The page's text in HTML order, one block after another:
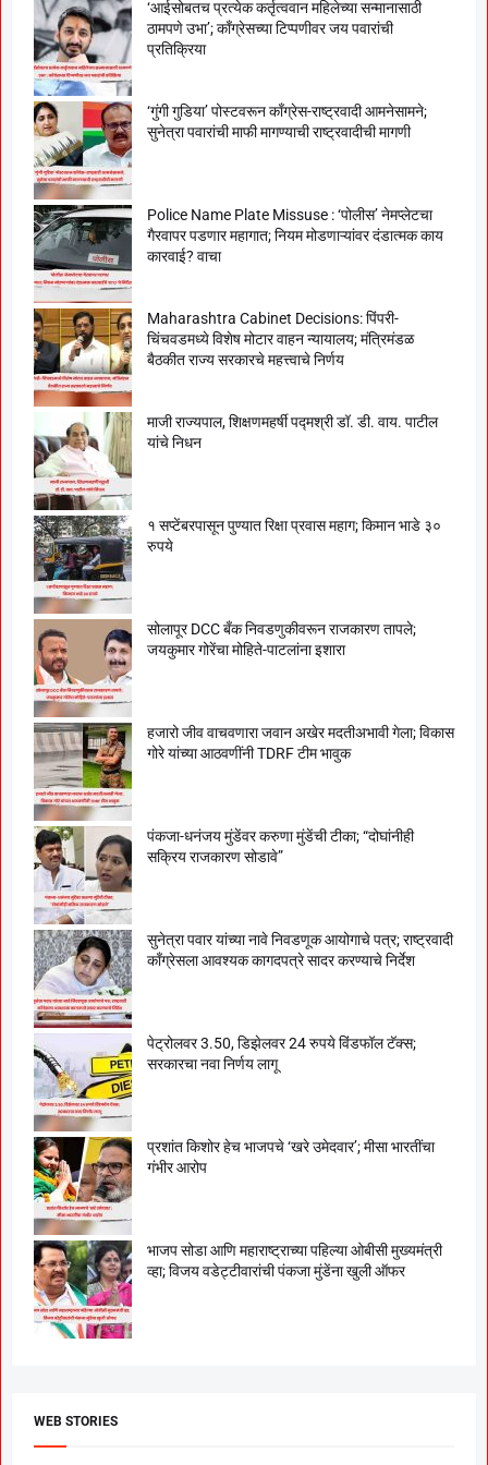
‘आईसोबतच प्रत्येक कर्तृत्ववान महिलेच्या सन्मानासाठी
ठामपणे उभा’; काँग्रेसच्या टिप्पणीवर जय पवारांची
प्रतिक्रिया
‘गुंगी गुडिया’ पोस्टवरून काँग्रेस-राष्ट्रवादी आमनेसामने;
सुनेत्रा पवारांची माफी मागण्याची राष्ट्रवादीची मागणी
Police Name Plate Missuse : ‘पोलीस’ नेमप्लेटचा
गैरवापर पडणार महागात; नियम मोडणाऱ्यांवर दंडात्मक काय
कारवाई? वाचा
Maharashtra Cabinet Decisions: पिंपरी-
चिंचवडमध्ये विशेष मोटार वाहन न्यायालय; मंत्रिमंडळ
बैठकीत राज्य सरकारचे महत्त्वाचे निर्णय
माजी राज्यपाल, शिक्षणमहर्षी पद्मश्री डॉ. डी. वाय. पाटील
यांचे निधन
१ सप्टेंबरपासून पुण्यात रिक्षा प्रवास महाग; किमान भाडे ३०
रुपये
सोलापूर DCC बँक निवडणुकीवरून राजकारण तापले;
जयकुमार गोरेंचा मोहिते-पाटलांना इशारा
हजारो जीव वाचवणारा जवान अखेर मदतीअभावी गेला; विकास
गोरे यांच्या आठवणींनी TDRF टीम भावुक
पंकजा-धनंजय मुंडेंवर करुणा मुंडेंची टीका; “दोघांनीही
सक्रिय राजकारण सोडावे”
सुनेत्रा पवार यांच्या नावे निवडणूक आयोगाचे पत्र; राष्ट्रवादी
काँग्रेसला आवश्यक कागदपत्रे सादर करण्याचे निर्देश
पेट्रोलवर 3.50, डिझेलवर 24 रुपये विंडफॉल टॅक्स;
सरकारचा नवा निर्णय लागू
प्रशांत किशोर हेच भाजपचे ‘खरे उमेदवार’; मीसा भारतींचा
गंभीर आरोप
भाजप सोडा आणि महाराष्ट्राच्या पहिल्या ओबीसी मुख्यमंत्री
व्हा; विजय वडेट्टीवारांची पंकजा मुंडेंना खुली ऑफर
WEB STORIES